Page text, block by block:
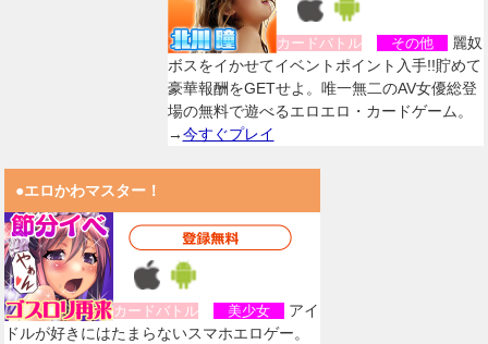
カードバトル その他
麗奴
ボスをイかせてイベントポイント入手!!貯めて
豪華報酬をGETせよ。唯一無二のAV女優総登
場の無料で遊べるエロエロ・カードゲーム。
→今すぐプレイ
●エロかわマスター！
カードバトル 美少女
アイ
ドルが好きにはたまらないスマホエロゲー。